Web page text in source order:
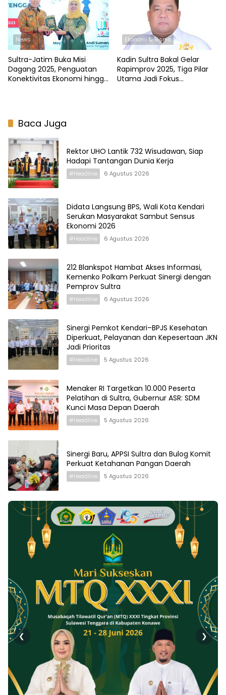
News
Sultra-Jatim Buka Misi
Dagang 2025, Penguatan
Konektivitas Ekonomi hingga
Ekonomi & Bisnis
Kadin Sultra Bakal Gelar
Rapimprov 2025, Tiga Pilar
Utama Jadi Fokus
Baca Juga
Rektor UHO Lantik 732 Wisudawan, Siap
Hadapi Tantangan Dunia Kerja
#Headline 6 Agustus 2026
Didata Langsung BPS, Wali Kota Kendari
Serukan Masyarakat Sambut Sensus
Ekonomi 2026
#Headline 6 Agustus 2026
212 Blankspot Hambat Akses Informasi,
Kemenko Polkam Perkuat Sinergi dengan
Pemprov Sultra
#Headline 6 Agustus 2026
Sinergi Pemkot Kendari–BPJS Kesehatan
Diperkuat, Pelayanan dan Kepesertaan JKN
Jadi Prioritas
#Headline 5 Agustus 2026
Menaker RI Targetkan 10.000 Peserta
Pelatihan di Sultra, Gubernur ASR: SDM
Kunci Masa Depan Daerah
#Headline 5 Agustus 2026
Sinergi Baru, APPSI Sultra dan Bulog Komit
Perkuat Ketahanan Pangan Daerah
#Headline 5 Agustus 2026
❮ ❯